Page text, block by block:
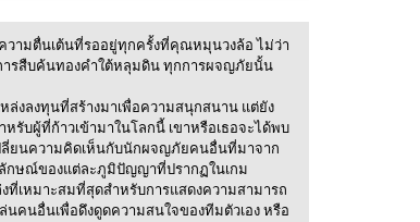
ามตื่นเต้นที่รออยู่ทุกครั้งที่คุณหมุนวงล้อ ไม่ว่า
ารสืบค้นทองคำใต้หลุมดิน ทุกการผจญภัยนั้น
ล่งลงทุนที่สร้างมาเพื่อความสนุกสนาน แต่ยัง
รับผู้ที่ก้าวเข้ามาในโลกนี้ เขาหรือเธอจะได้พบ
ยนความคิดเห็นกับนักผจญภัยคนอื่นที่มาจาก
กษณ์ของแต่ละภูมิปัญญาที่ปรากฏในเกม
เหมาะสมที่สุดสำหรับการแสดงความสามารถ
นคนอื่นเพื่อดึงดูดความสนใจของทีมตัวเอง หรือ